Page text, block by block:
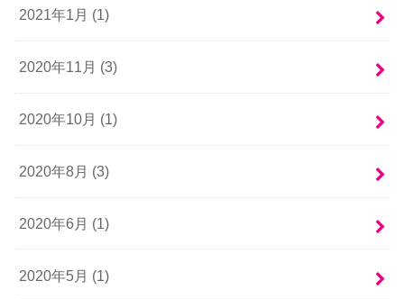
2021年1月 (1)
2020年11月 (3)
2020年10月 (1)
2020年8月 (3)
2020年6月 (1)
2020年5月 (1)